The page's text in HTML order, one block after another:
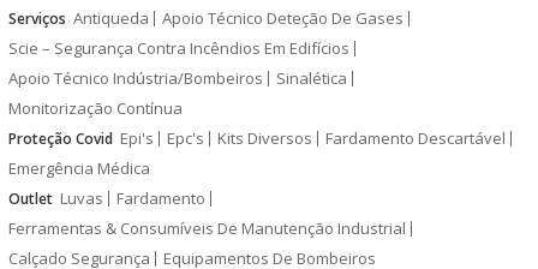
Serviços Antiqueda
Apoio Técnico Deteção De Gases
Scie – Segurança Contra Incêndios Em Edifícios
Apoio Técnico Indústria/Bombeiros
Sinalética
Monitorização Contínua
Proteção Covid Epi's Epc's Kits Diversos
Fardamento Descartável
Emergência Médica
Outlet Luvas
Fardamento
Ferramentas & Consumíveis De Manutenção Industrial
Calçado Segurança
Equipamentos De Bombeiros